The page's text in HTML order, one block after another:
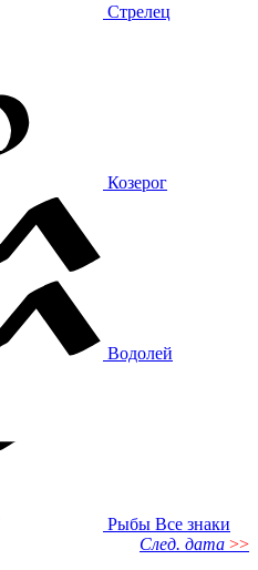
Стрелец
Козерог
Водолей
Рыбы Все знаки
След. дата >>